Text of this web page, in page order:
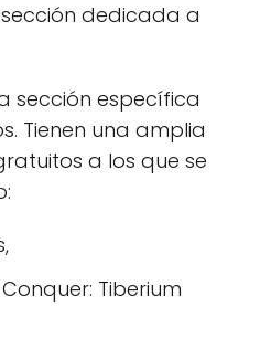
dedicada a
sección específica
Tienen una amplia
a los que se
Tiberium